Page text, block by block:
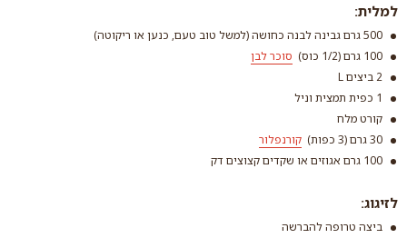
למלית:
500 גרם גבינה לבנה כחושה (למשל טוב טעם, כנען או ריקוטה)
100 גרם (1/2 כוס)
סוכר לבן
2 ביצים L
1 כפית תמצית וניל
קורט מלח
30 גרם (3 כפות)
קורנפלור
100 גרם אגוזים או שקדים קצוצים דק
לזיגוג:
ביצה טרופה להברשה